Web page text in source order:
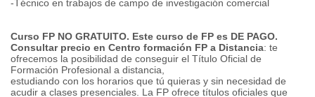
-Técnico en trabajos de campo de investigación comercial
Curso FP NO GRATUITO. Este curso de FP es DE PAGO.
Consultar precio en Centro formación FP a Distancia: te
ofrecemos la posibilidad de conseguir el Título Oficial de
Formación Profesional a distancia,
estudiando con los horarios que tú quieras y sin necesidad de
acudir a clases presenciales. La FP ofrece títulos oficiales que